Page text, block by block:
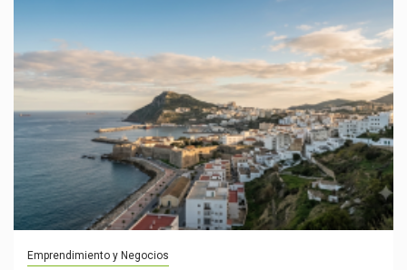
Emprendimiento y Negocios